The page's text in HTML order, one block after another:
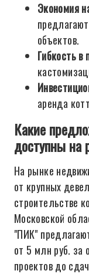
Экономия
объектов.
Гибкость в
аренда
Какие
доступны на
На рынке
от крупных
строительстве
Московской
"ПИК"
от 5 млн руб. за
проектов до